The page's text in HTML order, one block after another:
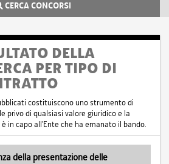
CERCA CONCORSI
DELLA
PER TIPO DI
costituiscono uno strumento di
privo di qualsiasi valore giuridico e la
in capo all'Ente che ha emanato il bando.
della presentazione delle